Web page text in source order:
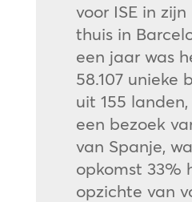
voor ISE in
thuis in
een jaar was
58.107 unieke
uit 155
een bezoek
van Spanje,
opkomst 33%
opzichte van